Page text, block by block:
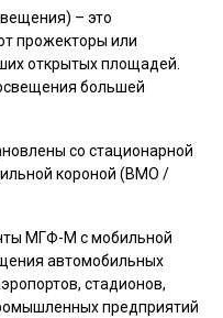
– это
прожекторы или
открытых площадей.
большей
со стационарной
короной (ВМО /
МГФ-М с мобильной
автомобильных
стадионов,
предприятий